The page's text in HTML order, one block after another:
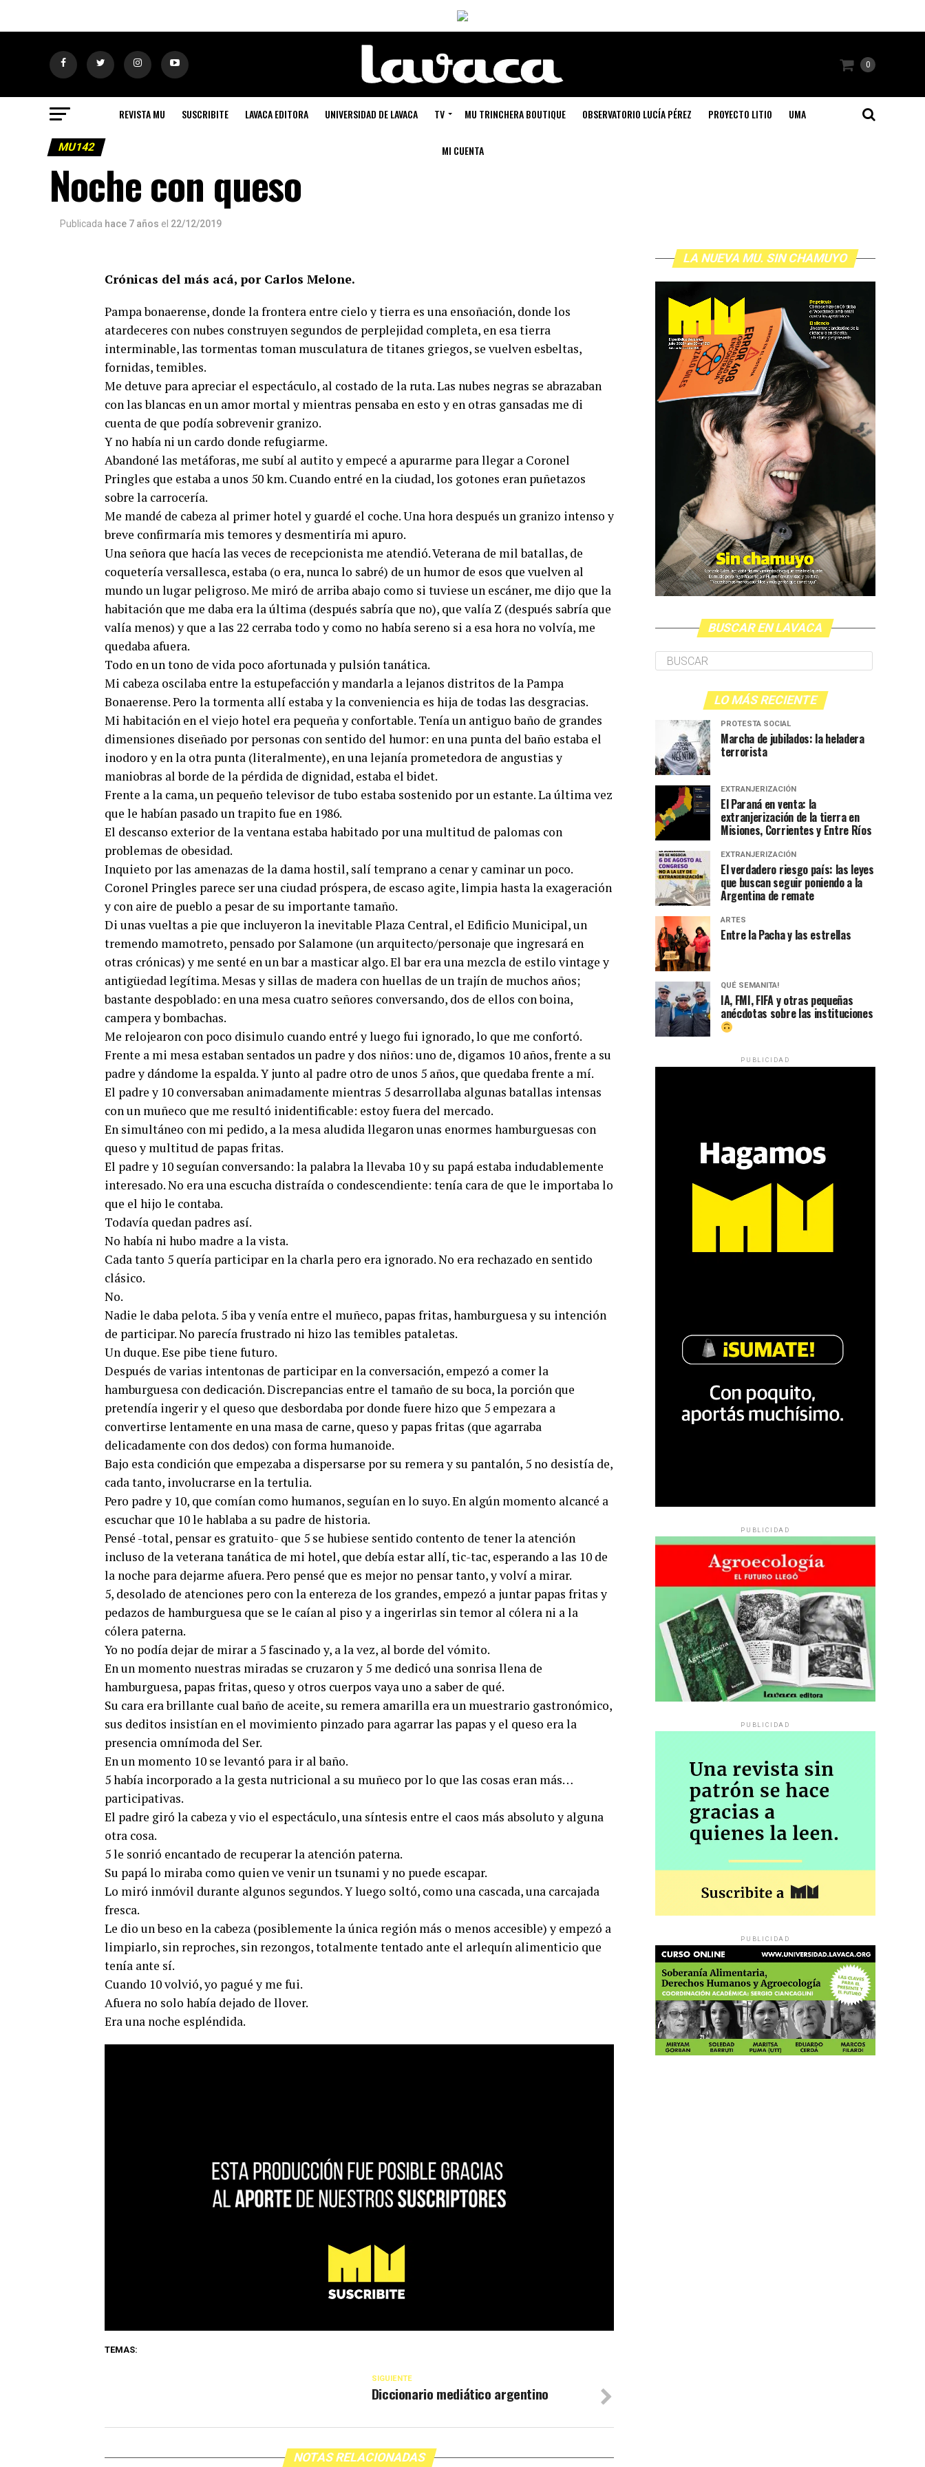
0
REVISTA MU SUSCRIBITE LAVACA EDITORA UNIVERSIDAD DE LAVACA TV MU TRINCHERA BOUTIQUE OBSERVATORIO LUCÍA PÉREZ PROYECTO LITIO UMA
MI CUENTA
MU142
Noche con queso
Publicada hace 7 años el 22/12/2019
Crónicas del más acá, por Carlos Melone.
Pampa bonaerense, donde la frontera entre cielo y tierra es una ensoñación, donde los
atardeceres con nubes construyen segundos de perplejidad completa, en esa tierra
interminable, las tormentas toman musculatura de titanes griegos, se vuelven esbeltas,
fornidas, temibles.
Me detuve para apreciar el espectáculo, al costado de la ruta. Las nubes negras se abrazaban
con las blancas en un amor mortal y mientras pensaba en esto y en otras gansadas me di
cuenta de que podía sobrevenir granizo.
Y no había ni un cardo donde refugiarme.
Abandoné las metáforas, me subí al autito y empecé a apurarme para llegar a Coronel
Pringles que estaba a unos 50 km. Cuando entré en la ciudad, los gotones eran puñetazos
sobre la carrocería.
Me mandé de cabeza al primer hotel y guardé el coche. Una hora después un granizo intenso y
breve confirmaría mis temores y desmentiría mi apuro.
Una señora que hacía las veces de recepcionista me atendió. Veterana de mil batallas, de
coquetería versallesca, estaba (o era, nunca lo sabré) de un humor de esos que vuelven al
mundo un lugar peligroso. Me miró de arriba abajo como si tuviese un escáner, me dijo que la
habitación que me daba era la última (después sabría que no), que valía Z (después sabría que
valía menos) y que a las 22 cerraba todo y como no había sereno si a esa hora no volvía, me
quedaba afuera.
Todo en un tono de vida poco afortunada y pulsión tanática.
Mi cabeza oscilaba entre la estupefacción y mandarla a lejanos distritos de la Pampa
Bonaerense. Pero la tormenta allí estaba y la conveniencia es hija de todas las desgracias.
Mi habitación en el viejo hotel era pequeña y confortable. Tenía un antiguo baño de grandes
dimensiones diseñado por personas con sentido del humor: en una punta del baño estaba el
inodoro y en la otra punta (literalmente), en una lejanía prometedora de angustias y
maniobras al borde de la pérdida de dignidad, estaba el bidet.
Frente a la cama, un pequeño televisor de tubo estaba sostenido por un estante. La última vez
que le habían pasado un trapito fue en 1986.
El descanso exterior de la ventana estaba habitado por una multitud de palomas con
problemas de obesidad.
Inquieto por las amenazas de la dama hostil, salí temprano a cenar y caminar un poco.
Coronel Pringles parece ser una ciudad próspera, de escaso agite, limpia hasta la exageración
y con aire de pueblo a pesar de su importante tamaño.
Di unas vueltas a pie que incluyeron la inevitable Plaza Central, el Edificio Municipal, un
tremendo mamotreto, pensado por Salamone (un arquitecto/personaje que ingresará en
otras crónicas) y me senté en un bar a masticar algo. El bar era una mezcla de estilo vintage y
antigüedad legítima. Mesas y sillas de madera con huellas de un trajín de muchos años;
bastante despoblado: en una mesa cuatro señores conversando, dos de ellos con boina,
campera y bombachas.
Me relojearon con poco disimulo cuando entré y luego fui ignorado, lo que me confortó.
Frente a mi mesa estaban sentados un padre y dos niños: uno de, digamos 10 años, frente a su
padre y dándome la espalda. Y junto al padre otro de unos 5 años, que quedaba frente a mí.
El padre y 10 conversaban animadamente mientras 5 desarrollaba algunas batallas intensas
con un muñeco que me resultó inidentificable: estoy fuera del mercado.
En simultáneo con mi pedido, a la mesa aludida llegaron unas enormes hamburguesas con
queso y multitud de papas fritas.
El padre y 10 seguían conversando: la palabra la llevaba 10 y su papá estaba indudablemente
interesado. No era una escucha distraída o condescendiente: tenía cara de que le importaba lo
que el hijo le contaba.
Todavía quedan padres así.
No había ni hubo madre a la vista.
Cada tanto 5 quería participar en la charla pero era ignorado. No era rechazado en sentido
clásico.
No.
Nadie le daba pelota. 5 iba y venía entre el muñeco, papas fritas, hamburguesa y su intención
de participar. No parecía frustrado ni hizo las temibles pataletas.
Un duque. Ese pibe tiene futuro.
Después de varias intentonas de participar en la conversación, empezó a comer la
hamburguesa con dedicación. Discrepancias entre el tamaño de su boca, la porción que
pretendía ingerir y el queso que desbordaba por donde fuere hizo que 5 empezara a
convertirse lentamente en una masa de carne, queso y papas fritas (que agarraba
delicadamente con dos dedos) con forma humanoide.
Bajo esta condición que empezaba a dispersarse por su remera y su pantalón, 5 no desistía de,
cada tanto, involucrarse en la tertulia.
Pero padre y 10, que comían como humanos, seguían en lo suyo. En algún momento alcancé a
escuchar que 10 le hablaba a su padre de historia.
Pensé -total, pensar es gratuito- que 5 se hubiese sentido contento de tener la atención
incluso de la veterana tanática de mi hotel, que debía estar allí, tic-tac, esperando a las 10 de
la noche para dejarme afuera. Pero pensé que es mejor no pensar tanto, y volví a mirar.
5, desolado de atenciones pero con la entereza de los grandes, empezó a juntar papas fritas y
pedazos de hamburguesa que se le caían al piso y a ingerirlas sin temor al cólera ni a la
cólera paterna.
Yo no podía dejar de mirar a 5 fascinado y, a la vez, al borde del vómito.
En un momento nuestras miradas se cruzaron y 5 me dedicó una sonrisa llena de
hamburguesa, papas fritas, queso y otros cuerpos vaya uno a saber de qué.
Su cara era brillante cual baño de aceite, su remera amarilla era un muestrario gastronómico,
sus deditos insistían en el movimiento pinzado para agarrar las papas y el queso era la
presencia omnímoda del Ser.
En un momento 10 se levantó para ir al baño.
5 había incorporado a la gesta nutricional a su muñeco por lo que las cosas eran más…
participativas.
El padre giró la cabeza y vio el espectáculo, una síntesis entre el caos más absoluto y alguna
otra cosa.
5 le sonrió encantado de recuperar la atención paterna.
Su papá lo miraba como quien ve venir un tsunami y no puede escapar.
Lo miró inmóvil durante algunos segundos. Y luego soltó, como una cascada, una carcajada
fresca.
Le dio un beso en la cabeza (posiblemente la única región más o menos accesible) y empezó a
limpiarlo, sin reproches, sin rezongos, totalmente tentado ante el arlequín alimenticio que
tenía ante sí.
Cuando 10 volvió, yo pagué y me fui.
Afuera no solo había dejado de llover.
Era una noche espléndida.
TEMAS:
SIGUIENTE
Diccionario mediático argentino
NOTAS RELACIONADAS
LA NUEVA MU. SIN CHAMUYO
BUSCAR EN LAVACA
LO MÁS RECIENTE
PROTESTA SOCIAL
Marcha de jubilados: la heladera
terrorista
EXTRANJERIZACIÓN
El Paraná en venta: la
extranjerización de la tierra en
Misiones, Corrientes y Entre Ríos
EXTRANJERIZACIÓN
El verdadero riesgo país: las leyes
que buscan seguir poniendo a la
Argentina de remate
ARTES
Entre la Pacha y las estrellas
QUÉ SEMANITA!
IA, FMI, FIFA y otras pequeñas
anécdotas sobre las instituciones
PUBLICIDAD
PUBLICIDAD
PUBLICIDAD
PUBLICIDAD